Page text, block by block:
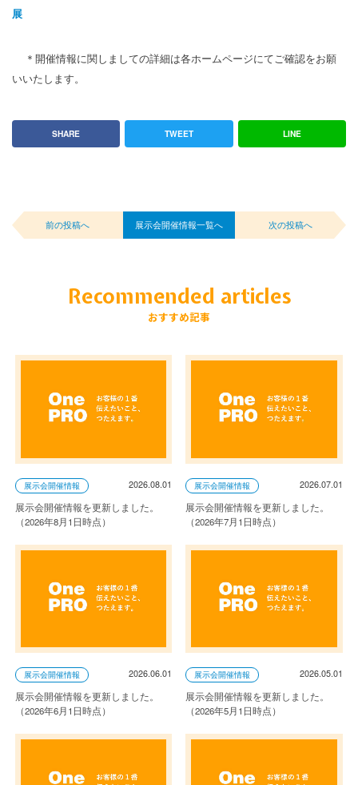
展
＊開催情報に関しましての詳細は各ホームページにてご確認をお願
いいたします。
SHARE TWEET LINE
前の投稿へ 展示会開催情報一覧へ 次の投稿へ
Recommended articles
おすすめ記事
展示会開催情報 2026.08.01
展示会開催情報を更新しました。
（2026年8月1日時点）
展示会開催情報 2026.07.01
展示会開催情報を更新しました。
（2026年7月1日時点）
展示会開催情報 2026.06.01
展示会開催情報を更新しました。
（2026年6月1日時点）
展示会開催情報 2026.05.01
展示会開催情報を更新しました。
（2026年5月1日時点）